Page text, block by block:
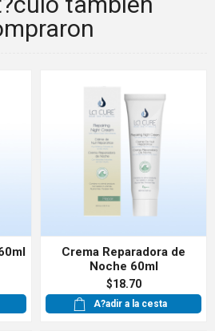
Crema Reparadora de
Noche 60ml
$18.70
A?adir a la cesta